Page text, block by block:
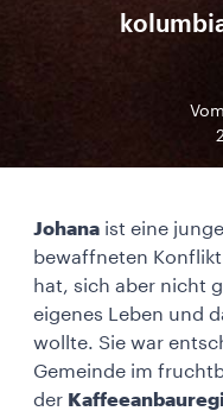
Johana ist eine junge
bewaffneten
hat, sich aber nicht
eigenes Leben und
wollte. Sie war
Gemeinde im
der